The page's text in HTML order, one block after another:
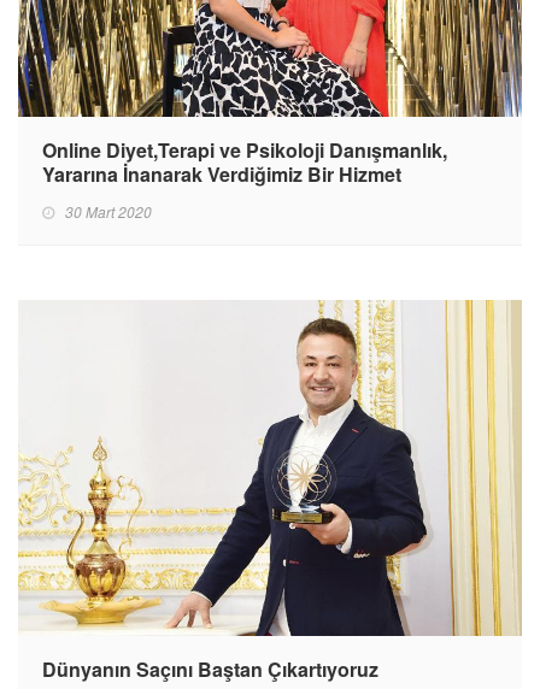
Online Diyet,Terapi ve Psikoloji Danışmanlık,
Yararına İnanarak Verdiğimiz Bir Hizmet
30 Mart 2020
Dünyanın Saçını Baştan Çıkartıyoruz